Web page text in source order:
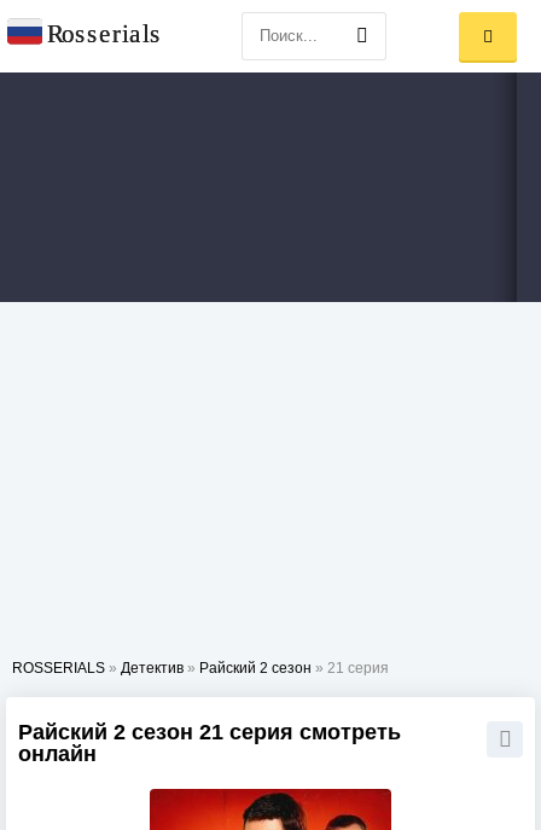
ROSSERIALS » Детектив » Райский 2 сезон » 21 серия
Райский 2 сезон 21 серия смотреть
онлайн